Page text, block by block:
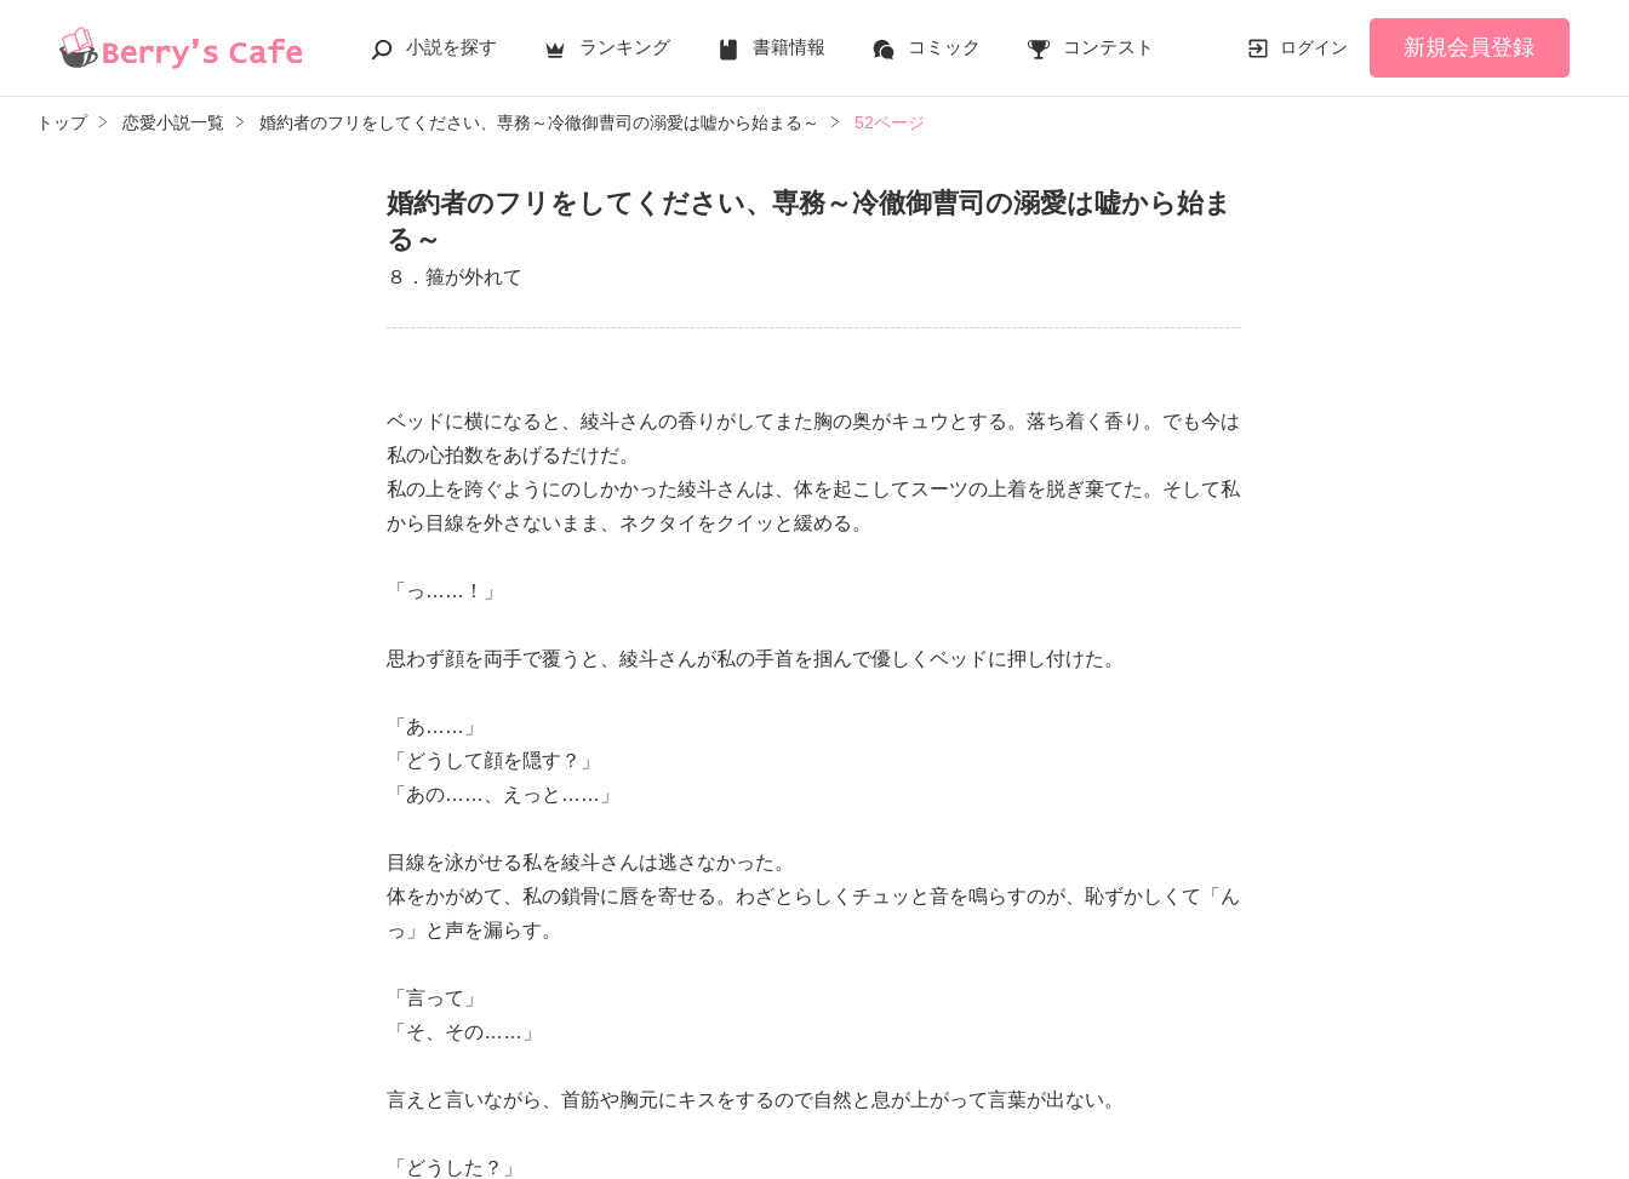
小説を探す ランキング 書籍情報 コミック コンテスト ログイン 新規会員登録
トップ 恋愛小説一覧 婚約者のフリをしてください、専務～冷徹御曹司の溺愛は嘘から始まる～ 52ページ
婚約者のフリをしてください、専務～冷徹御曹司の溺愛は嘘から始ま
る～
８．箍が外れて
ベッドに横になると、綾斗さんの香りがしてまた胸の奥がキュウとする。落ち着く香り。でも今は
私の心拍数をあげるだけだ。
私の上を跨ぐようにのしかかった綾斗さんは、体を起こしてスーツの上着を脱ぎ棄てた。そして私
から目線を外さないまま、ネクタイをクイッと緩める。
「っ……！」
思わず顔を両手で覆うと、綾斗さんが私の手首を掴んで優しくベッドに押し付けた。
「あ……」
「どうして顔を隠す？」
「あの……、えっと……」
目線を泳がせる私を綾斗さんは逃さなかった。
体をかがめて、私の鎖骨に唇を寄せる。わざとらしくチュッと音を鳴らすのが、恥ずかしくて「ん
っ」と声を漏らす。
「言って」
「そ、その……」
言えと言いながら、首筋や胸元にキスをするので自然と息が上がって言葉が出ない。
「どうした？」